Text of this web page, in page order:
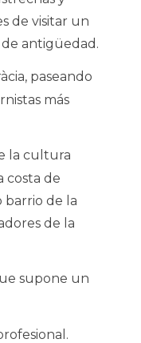
de visitar un
antigüedad.
paseando
más
la cultura
costa de
barrio de la
de la
supone un